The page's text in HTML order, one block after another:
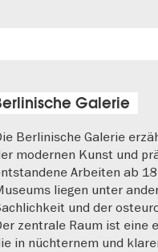
Galerie
Berlinische Galerie
modernen Kunst und
Arbeiten ab
liegen unter
und der
zentrale Raum ist eine
in nüchternem und